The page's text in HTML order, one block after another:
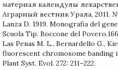
материал календулы
Аграрный вестник Урала, 2011.
Lanza D. 1919. Monografia del
Scuola Tip. Boccone del
Las Penas M. L., Bernardello G.,
fluorescent chromosome banding
Plant Syst. Evol. 272: 211–222.